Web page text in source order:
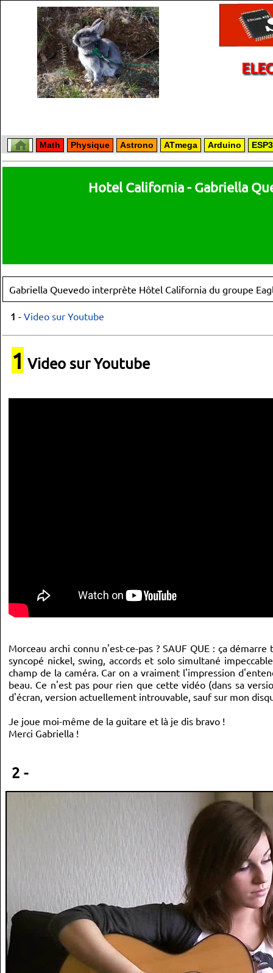
Math Physique Astrono ATmega Arduino
Hotel California - Gabriella
Gabriella Quevedo interprète Hôtel California du groupe
1 - Video sur Youtube
1 Video sur Youtube
Morceau archi connu n'est-ce-pas ? SAUF QUE : ça
syncopé nickel, swing, accords et solo simultané
champ de la caméra. Car on a vraiment l'impression
beau. Ce n'est pas pour rien que cette vidéo (dans sa
d'écran, version actuellement introuvable, sauf sur mon
Je joue moi-même de la guitare et là je dis bravo !
Merci Gabriella !
2 -